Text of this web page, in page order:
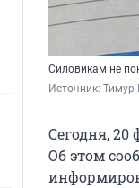
Силовикам не
Источник: Тимур
Сегодня,
Об этом